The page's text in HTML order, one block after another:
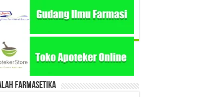
Farmasetika